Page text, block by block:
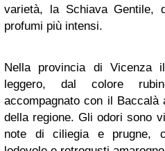
varietà, la Schiava
profumi più intensi.
Nella provincia di Vicenza
leggero, dal colore
accompagnato con il
della regione. Gli odori sono
note di ciliegia e prugne,